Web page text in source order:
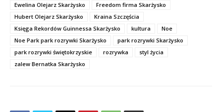
Ewelina Olejarz Skarżysko
Freedom firma Skarżysko
Hubert Olejarz Skarżysko
Kraina Szczęścia
Księga Rekordów Guinnessa Skarżysko
kultura
Noe
Noe Park park rozrywki Skarżysko
park rozrywki Skarżysko
park rozrywki świętokrzyskie
rozrywka
styl życia
zalew Bernatka Skarżysko